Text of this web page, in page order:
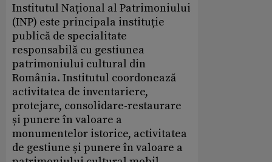
Institutul Național al Patrimoniului
(INP) este principala instituție
publică de specialitate
responsabilă cu gestiunea
patrimoniului cultural din
România. Institutul coordonează
activitatea de inventariere,
protejare, consolidare-restaurare
și punere în valoare a
monumentelor istorice, activitatea
de gestiune și punere în valoare a